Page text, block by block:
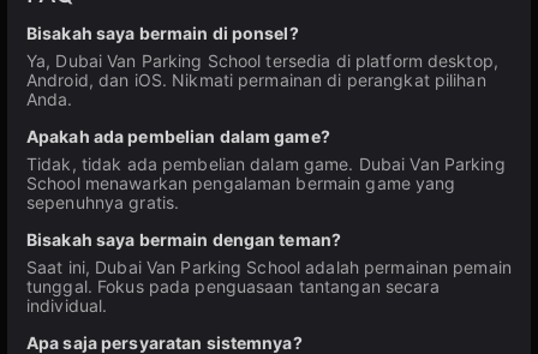
Bisakah saya bermain di ponsel?
Ya, Dubai Van Parking School tersedia di platform desktop,
Android, dan iOS. Nikmati permainan di perangkat pilihan
Anda.
Apakah ada pembelian dalam game?
Tidak, tidak ada pembelian dalam game. Dubai Van Parking
School menawarkan pengalaman bermain game yang
sepenuhnya gratis.
Bisakah saya bermain dengan teman?
Saat ini, Dubai Van Parking School adalah permainan pemain
tunggal. Fokus pada penguasaan tantangan secara
individual.
Apa saja persyaratan sistemnya?